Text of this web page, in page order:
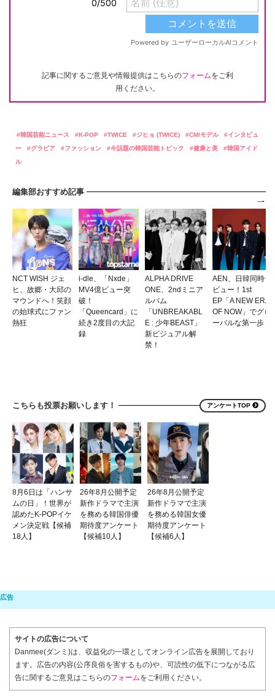
記事に関するご意見や情報提供はこちらのフォームをご利
用ください。
韓国芸能ニュース K-POP TWICE ジヒョ (TWICE) CM/モデル
インタビュ
ー
グラビア ファッション 今話題の韓国芸能トピック 健康と美
韓国アイド
ル
編集部おすすめ記事
NCT WISH ジェ
ヒ、故郷・大邱の
マウンドへ！笑顔
の始球式にファン
熱狂
i-dle、「Nxde」
MV4億ビュー突
破！
「Queencard」に
続き2度目の大記
録
ALPHA DRIVE
ONE、2ndミニア
ルバム
「UNBREAKABL
E : 少年BEAST」
新ビジュアル解
禁！
AEN、日韓同時デ
ビュー！1st
EP「A NEW ERA
OF NOW」でグロ
ーバルな第一歩
こちらも投票お願いします！ アンケートTOP
8月6日は「ハンサ
ムの日」！世界が
認めたK-POPイケ
メン決定戦【候補
18人】
26年8月公開予定
新作ドラマで主演
を務める韓国俳優
期待度アンケート
【候補10人】
26年8月公開予定
新作ドラマで主演
を務める韓国女優
期待度アンケート
【候補6人】
サイトの広告について
Danmee(ダンミ)は、収益化の一環としてオンライン広告を展開しており
ます。広告の内容(公序良俗を害するもの)や、可読性の低下につながる広
告に関するご意見はこちらのフォームをご利用ください。